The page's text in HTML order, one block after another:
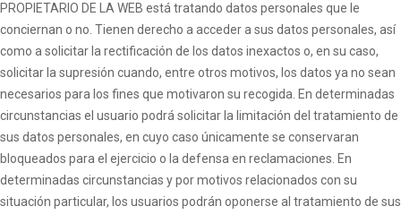
PROPIETARIO DE LA WEB está tratando datos personales que le
conciernan o no. Tienen derecho a acceder a sus datos personales, así
como a solicitar la rectificación de los datos inexactos o, en su caso,
solicitar la supresión cuando, entre otros motivos, los datos ya no sean
necesarios para los fines que motivaron su recogida. En determinadas
circunstancias el usuario podrá solicitar la limitación del tratamiento de
sus datos personales, en cuyo caso únicamente se conservaran
bloqueados para el ejercicio o la defensa en reclamaciones. En
determinadas circunstancias y por motivos relacionados con su
situación particular, los usuarios podrán oponerse al tratamiento de sus